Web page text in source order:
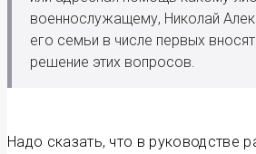
военнослужащему, Николай
его семьи в числе первых
решение этих вопросов.
Надо сказать, что в руководстве